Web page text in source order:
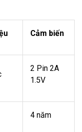
Cảm biến
2 Pin 2A
1.5V
4 năm